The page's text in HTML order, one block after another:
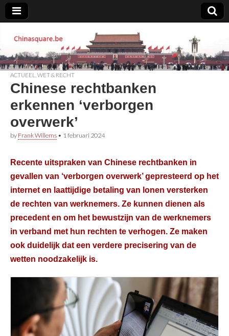
Chinasquare.be
ACTUEEL WET & RECHT
Chinese rechtbanken
erkennen ‘verborgen
overwerk’
by Frank Willems • 1 februari 2024
Recente uitspraken van Chinese rechtbanken in
gevallen van ‘verborgen overwerk’ gepresteerd op het
internet en laattijdige betaling van lonen versterken
de rechten van werknemers. Ze kunnen dienen als
precedent en om het bewustzijn van de werknemers
in verband met hun rechten te verhogen. Ze maken
ook duidelijk dat een verdere precisering van de
wetten noodzakelijk is.